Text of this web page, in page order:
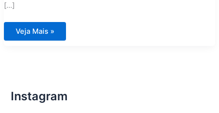
[…]
Conserto
Aura
Tijuca
Veja Mais »
Instagram